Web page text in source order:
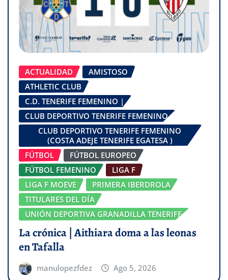
ACTUALIDAD
AMISTOSO
ATHLETIC CLUB
C.D. TENERIFE FEMENINO |
CLUB DEPORTIVO TENERIFE FEMENINO
CLUB DEPORTIVO TENERIFE FEMENINO
(COSTA ADEJE TENERIFE EGATESA )
FÚTBOL
FÚTBOL EUROPEO
FÚTBOL FEMENINO
LIGA F
LIGA F MOEVE
PRIMERA IBERDROLA
TITULARES DEL DÍA
UNIÓN DEPORTIVA GRANADILLA TENERIFE
La crónica | Aithiara doma a las leonas
en Tafalla
manulopezfdez Ago 5, 2026